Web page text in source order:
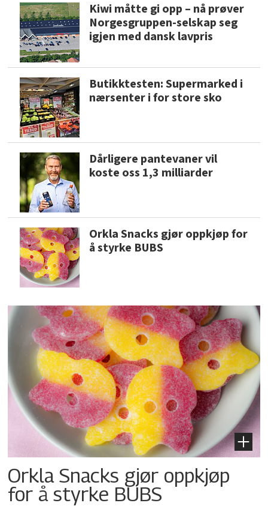
Kiwi måtte gi opp – nå prøver
Norgesgruppen-selskap seg
igjen med dansk lavpris
Butikktesten: Supermarked i
nærsenter i for store sko
Dårligere pantevaner vil
koste oss 1,3 milliarder
Orkla Snacks gjør oppkjøp for
å styrke BUBS
Orkla Snacks gjør oppkjøp
for å styrke BUBS